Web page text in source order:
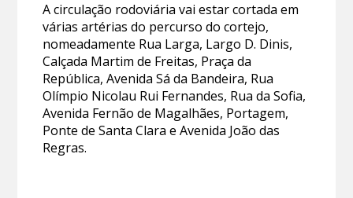
A circulação rodoviária vai estar cortada em
várias artérias do percurso do cortejo,
nomeadamente Rua Larga, Largo D. Dinis,
Calçada Martim de Freitas, Praça da
República, Avenida Sá da Bandeira, Rua
Olímpio Nicolau Rui Fernandes, Rua da Sofia,
Avenida Fernão de Magalhães, Portagem,
Ponte de Santa Clara e Avenida João das
Regras.